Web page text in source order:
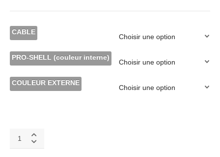
CABLE
PRO-SHELL (couleur interne)
COULEUR EXTERNE
PRO